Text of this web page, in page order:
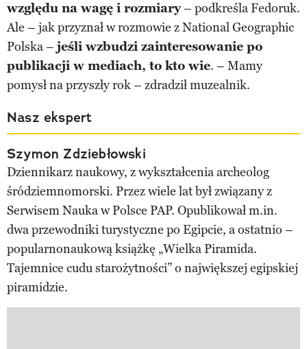
względu na wagę i rozmiary– podkreśla Fedoruk.
Ale – jak przyznał w rozmowie z National Geographic
Polska – jeśli wzbudzi zainteresowanie po
publikacji w mediach, to kto wie. – Mamy
pomysł na przyszły rok – zdradził muzealnik.
Nasz ekspert
Szymon Zdziebłowski
Dziennikarz naukowy, z wykształcenia archeolog
śródziemnomorski. Przez wiele lat był związany z
Serwisem Nauka w Polsce PAP. Opublikował m.in.
dwa przewodniki turystyczne po Egipcie, a ostatnio –
popularnonaukową książkę „Wielka Piramida.
Tajemnice cudu starożytności” o największej egipskiej
piramidzie.